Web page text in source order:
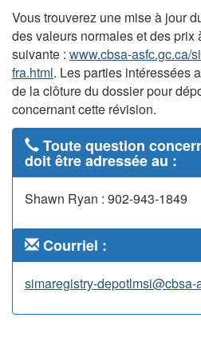
Vous trouverez une mise à jour
des valeurs normales et des prix
suivante : www.cbsa-asfc.gc.ca/
fra.html. Les parties intéressées
de la clôture du dossier pour
concernant cette révision.
Toute question
doit être adressée au :
Shawn Ryan : 902-943-1849
Courriel :
simaregistry-depotlmsi@cbsa-